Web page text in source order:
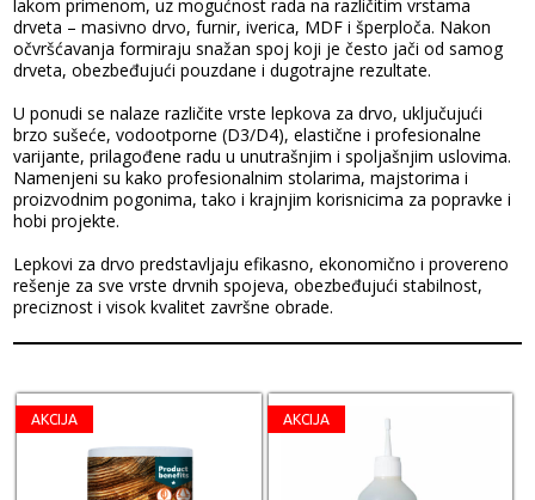
lakom primenom, uz mogućnost rada na različitim vrstama
drveta – masivno drvo, furnir, iverica, MDF i šperploča. Nakon
očvršćavanja formiraju snažan spoj koji je često jači od samog
drveta, obezbeđujući pouzdane i dugotrajne rezultate.
U ponudi se nalaze različite vrste lepkova za drvo, uključujući
brzo sušeće, vodootporne (D3/D4), elastične i profesionalne
varijante, prilagođene radu u unutrašnjim i spoljašnjim uslovima.
Namenjeni su kako profesionalnim stolarima, majstorima i
proizvodnim pogonima, tako i krajnjim korisnicima za popravke i
hobi projekte.
Lepkovi za drvo predstavljaju efikasno, ekonomično i provereno
rešenje za sve vrste drvnih spojeva, obezbeđujući stabilnost,
preciznost i visok kvalitet završne obrade.
AKCIJA AKCIJA